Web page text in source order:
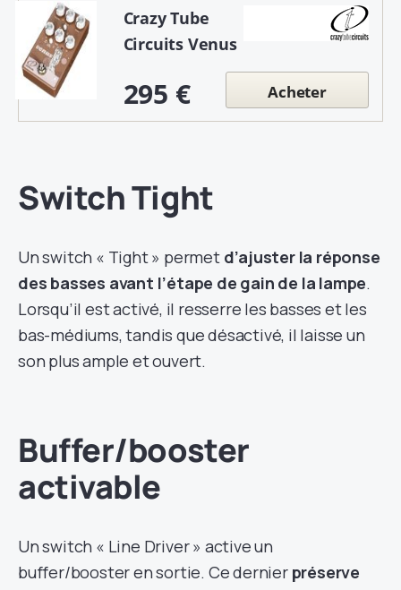
Crazy Tube
Circuits Venus
295 € Acheter
Switch Tight
Un switch « Tight » permet d’ajuster la réponse
des basses avant l’étape de gain de la lampe.
Lorsqu’il est activé, il resserre les basses et les
bas-médiums, tandis que désactivé, il laisse un
son plus ample et ouvert.
Buffer/booster
activable
Un switch « Line Driver » active un
buffer/booster en sortie. Ce dernierpréserve